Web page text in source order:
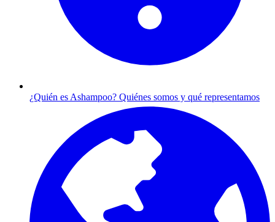
¿Quién es Ashampoo? Quiénes somos y qué representamos